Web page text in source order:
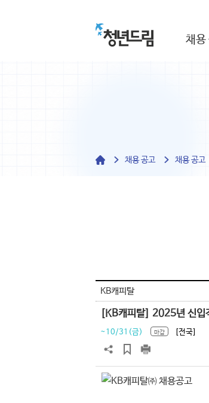
채용
채용 공고 채용 공고
KB캐피탈
[KB캐피탈] 2025년 신입
~10/31(금) 마감 [전국]